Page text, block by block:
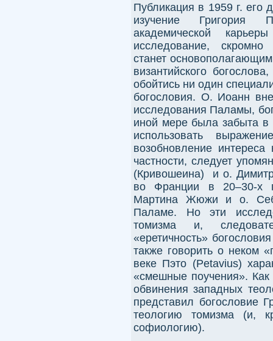
Публикация в 1959 г. его
изучение Григория
академической
исследование,
станет
византийского
обойтись ни один
богословия. О. Иоанн
исследования Паламы,
иной мере была забыта в
использовать
возобновление
частности, следует
(Кривошеина) и о.
во Франции в 20–30-х
Мартина Жюжи и о.
Паламе. Но эти
томизма и,
«еретичность»
также говорить о неком
веке Пэто (Petavius)
«смешные поучения». Как
обвинения западных
представил богословие
теологию томизма (и,
софиологию).